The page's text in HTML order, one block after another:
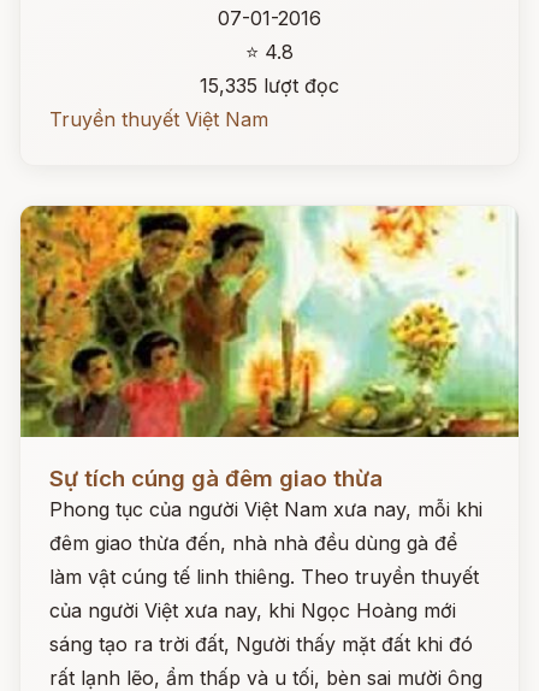
07-01-2016
⭐ 4.8
15,335 lượt đọc
Truyền thuyết Việt Nam
Sự tích cúng gà đêm giao thừa
Phong tục của người Việt Nam xưa nay, mỗi khi
đêm giao thừa đến, nhà nhà đều dùng gà để
làm vật cúng tế linh thiêng. Theo truyền thuyết
của người Việt xưa nay, khi Ngọc Hoàng mới
sáng tạo ra trời đất, Người thấy mặt đất khi đó
rất lạnh lẽo, ẩm thấp và u tối, bèn sai mười ông